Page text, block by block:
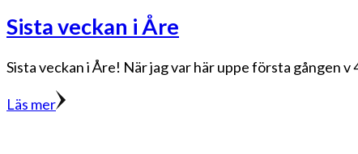
Sista veckan i Åre
Sista veckan i Åre! När jag var här uppe första gången
Läs mer